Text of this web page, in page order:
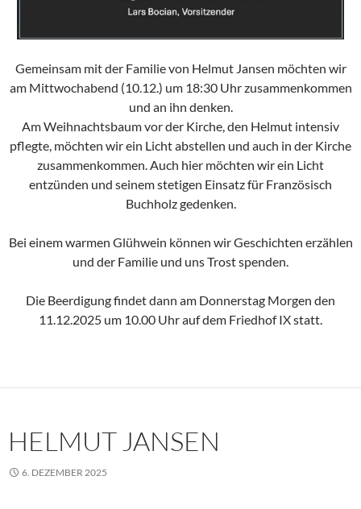
Gemeinsam mit der Familie von Helmut Jansen möchten wir
am Mittwochabend (10.12.) um 18:30 Uhr zusammenkommen
und an ihn denken.
Am Weihnachtsbaum vor der Kirche, den Helmut intensiv
pflegte, möchten wir ein Licht abstellen und auch in der Kirche
zusammenkommen. Auch hier möchten wir ein Licht
entzünden und seinem stetigen Einsatz für Französisch
Buchholz gedenken.
Bei einem warmen Glühwein können wir Geschichten erzählen
und der Familie und uns Trost spenden.
Die Beerdigung findet dann am Donnerstag Morgen den
11.12.2025 um 10.00 Uhr auf dem Friedhof IX statt.
HELMUT JANSEN
6. DEZEMBER 2025